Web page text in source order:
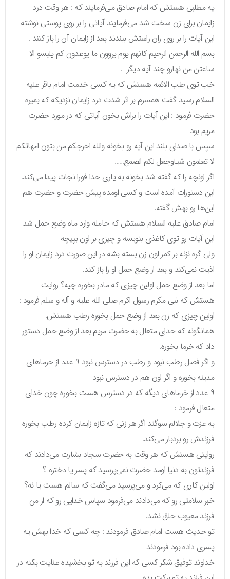
یه مطلبی هستش که امام صادق می‌فرمایند که : هر وقت درد
زایمان برای زن سخت شد می‌فرمایند آیاتی را بر روی پوستی نوشته
این آیات را بر روی ران راستش ببندند بعد از زایمان آن را باز کنند .
بسم الله الرحمن الرحیم کانهم یوم یروون ما یوعدون کم یلبسو الا
ساعتن من نهارو چند آیه دیگر….
خب توی طب الائمه هستش که یه کسی خدمت امام باقر علیه
السلام رسید گفت همسرم بر اثر شدت درد زایمان نزدیکه که بمیره
حضرت فرمود : این آیات را براش بخون آیاتی که در مورد حضرت
مریم بود
سپس با صدای بلند این آیه رو بخونه والله اخرجکم من بتون امهاتکم
لا تعلمون شیاوجعل لکم الصمع……
اگر اونچه را که گفته شد بخونه به یاری خدا فورا نجات پیدا می‌کند.
این دستورات آمده است و کسی اومده پیش حضرت و حضرت هم
این‌ها رو بهش گفته.
امام صادق علیه السلام هستش که حامله وارد ماه وضع حمل شد
این آیات رو توی کاغذی بنویسه و چیزی بر اون بپیچه
ولی گره نزنه بر کمر اون زن بسته بشه در این صورت درد زایمان او را
اذیت نمی‌کند و بعد از وضع حمل او را باز کند.
اما بعد از وضع حمل اولین چیزی که مادر بخوره چیه؟ روایت
هستش که نبی مکرم رسول اکرم صلی الله علیه و آله و سلم فرمود :
اولین چیزی که زن بعد از وضع حمل بخوره رطب هستش.
همانگونه که خدای متعال به حضرت مریم بعد از وضع حمل دستور
داد که خرما بخوره.
و اگر فصل رطب نبود و رطب در دسترس نبود ۹ عدد از خرماهای
مدینه بخوره و اگر اون هم در دسترس نبود
۹ عدد از خرماهای دیگه که در دسترس هست بخوره چون خدای
متعال فرمود :
به عزت و جلالم سوگند اگر هر زنی که تازه زایمان کرده رطب بخوره
فرزندش رو بردبار می‌کند.
روایتی هستش که هر وقت به حضرت سجاد بشارت می‌دادند که
فرزندتون به دنیا اومد حضرت نمی‌پرسید که پسر یا دختره ؟
اولین کاری که می‌کرد و می‌پرسید می‌گفت که سالم هست یا نه؟
خبر سلامتی رو که می‌دادند می‌فرمود سپاس خدایی رو که از من
فرزند معیوب خلق نشد.
تو حدیث هست امام صادق فرمودند : چه کسی که خدا بهش یه
پسری داده بود فرمودند
خداوند توفیق شکر کسی که این فرزند به تو بخشیده عنایت بکنه در